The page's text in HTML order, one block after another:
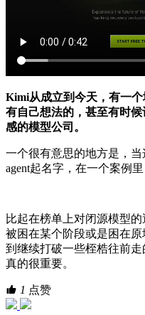
Kimi从成立到今天，有一
有自己想法的，甚至有时
感的模型公司。
一个很有意思的地方是，当
agent起名字，在一个案例
比起在榜单上对闭源模型
被困在某个阶段或是困在
到继续打破一些桎梏往前
真的很重要。
1 点赞